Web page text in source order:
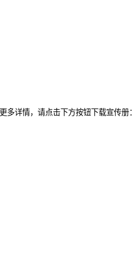
更多详情，请点击下方按钮下载宣传册